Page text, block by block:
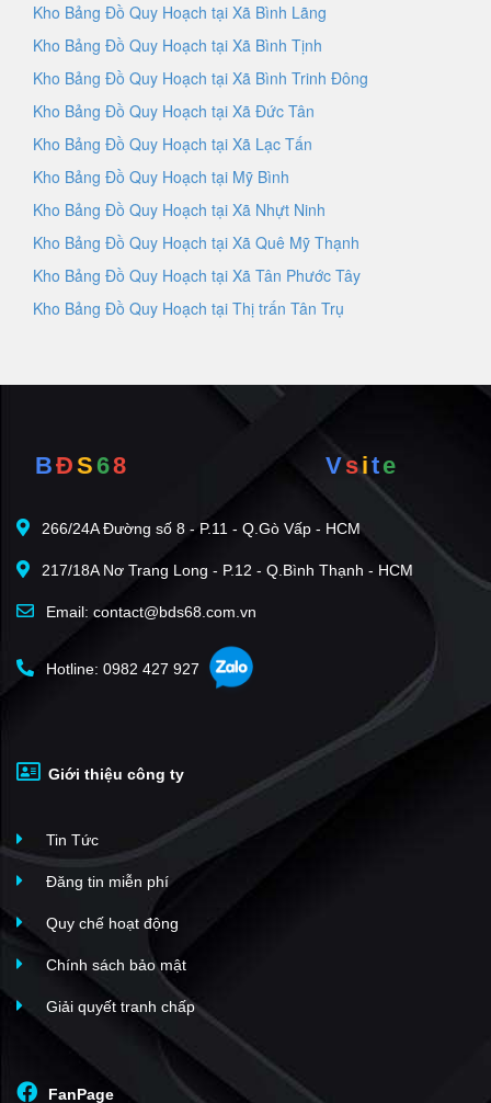
Kho Bảng Đồ Quy Hoạch tại Xã Bình Lãng
Kho Bảng Đồ Quy Hoạch tại Xã Bình Tịnh
Kho Bảng Đồ Quy Hoạch tại Xã Bình Trinh Đông
Kho Bảng Đồ Quy Hoạch tại Xã Đức Tân
Kho Bảng Đồ Quy Hoạch tại Xã Lạc Tấn
Kho Bảng Đồ Quy Hoạch tại Mỹ Bình
Kho Bảng Đồ Quy Hoạch tại Xã Nhựt Ninh
Kho Bảng Đồ Quy Hoạch tại Xã Quê Mỹ Thạnh
Kho Bảng Đồ Quy Hoạch tại Xã Tân Phước Tây
Kho Bảng Đồ Quy Hoạch tại Thị trấn Tân Trụ
BĐS68 Vsite
266/24A Đường số 8 - P.11 - Q.Gò Vấp - HCM
217/18A Nơ Trang Long - P.12 - Q.Bình Thạnh - HCM
Email: contact@bds68.com.vn
Hotline: 0982 427 927
Giới thiệu công ty
Tin Tức
Đăng tin miễn phí
Quy chế hoạt động
Chính sách bảo mật
Giải quyết tranh chấp
FanPage